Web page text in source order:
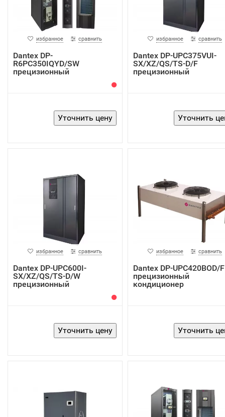
избранное сравнить
Dantex DP-
R6PC350IQYD/SW
прецизионный
избранное сравнить
Dantex DP-UPC375VUI-
SX/XZ/QS/TS-D/F
прецизионный
избранное сравнить
Dantex DP-UPC600I-
SX/XZ/QS/TS-D/W
прецизионный
избранное сравнить
Dantex DP-UPC420BOD/F
прецизионный
кондиционер